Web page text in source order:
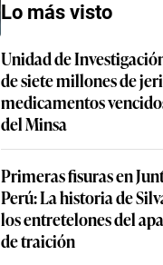
Lo más visto
Unidad de
de siete millones de
medicamentos
del Minsa
Primeras fisuras en
Perú: La historia de
los entretelones del
de traición